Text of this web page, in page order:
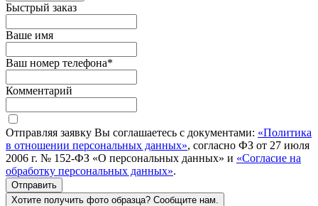
Быстрый заказ
Ваше имя
Ваш номер телефона*
Комментарий
Отправляя заявку Вы соглашаетесь с документами: «Политика
в отношении персональных данных», согласно ФЗ от 27 июля
2006 г. № 152-ФЗ «О персональных данных» и «Согласие на
обработку персональных данных».
Отправить
Хотите получить фото образца? Сообщите нам.